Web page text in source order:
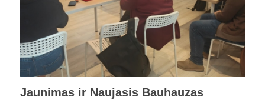
Jaunimas ir Naujasis Bauhauzas